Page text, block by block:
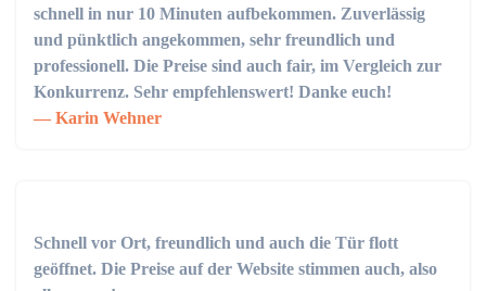
schnell in nur 10 Minuten aufbekommen. Zuverlässig
und pünktlich angekommen, sehr freundlich und
professionell. Die Preise sind auch fair, im Vergleich zur
Konkurrenz. Sehr empfehlenswert! Danke euch!
Karin Wehner
Schnell vor Ort, freundlich und auch die Tür flott
geöffnet. Die Preise auf der Website stimmen auch, also